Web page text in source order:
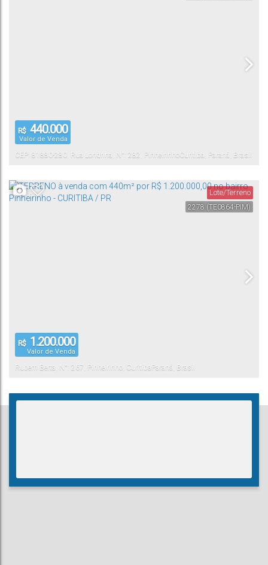
R$ 440.000
Valor de Venda
CEP: 81880-280 Rua Londrina N°: 282 PinheirinhoCuritiba Paraná Brasil
2278 (TE0864-PIM)
Lote/Terreno
R$ 1.200.000
Valor de Venda
Rubem Berta N°: 267 Pinheirinho Curitiba Paraná Brasil